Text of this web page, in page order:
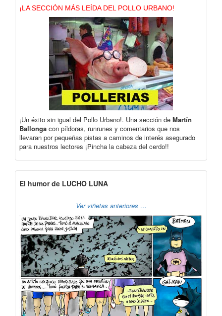
¡LA SECCIÓN MÁS LEÍDA DEL POLLO URBANO!
¡Un éxito sin igual del Pollo Urbano!. Una sección de Martín
Ballonga con píldoras, runrunes y comentarios que nos
llevaran por pequeñas pistas a caminos de interés asegurado
para nuestros lectores ¡Pincha la cabeza del cerdo!!
El humor de LUCHO LUNA
Ver viñetas anteriores …